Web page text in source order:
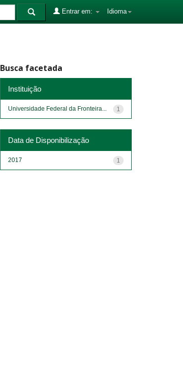
Idioma
Entrar em:
Busca facetada
Instituição
1
Universidade Federal da Fronteira...
Data de Disponibilização
1
2017